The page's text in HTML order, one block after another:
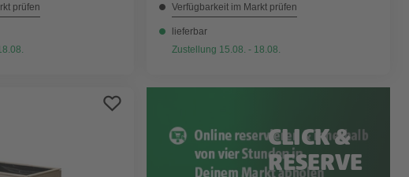
prüfen Verfügbarkeit im Markt prüfen
lieferbar
Zustellung 15.08. - 18.08.
CLICK &
RESERVE